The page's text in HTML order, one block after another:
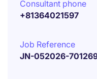
Consultant phone
+81364021597
Job Reference
JN-052026-